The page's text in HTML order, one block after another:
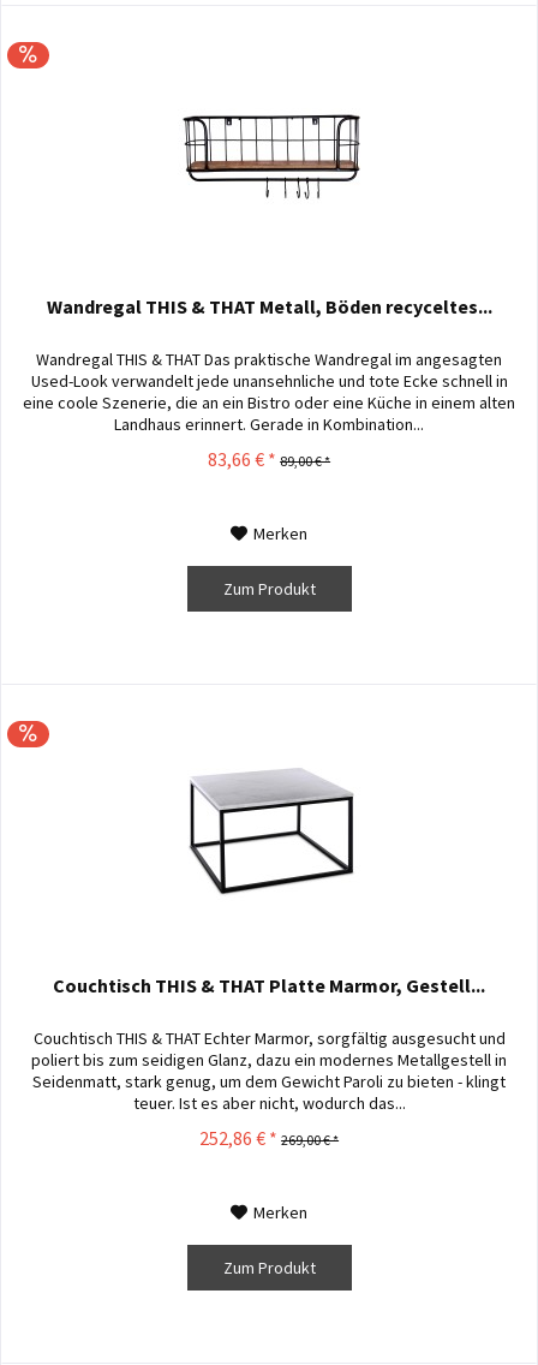
Wandregal THIS & THAT Metall, Böden recyceltes...
Wandregal THIS & THAT Das praktische Wandregal im angesagten
Used-Look verwandelt jede unansehnliche und tote Ecke schnell in
eine coole Szenerie, die an ein Bistro oder eine Küche in einem alten
Landhaus erinnert. Gerade in Kombination...
83,66 € * 89,00 € *
Merken
Zum Produkt
Couchtisch THIS & THAT Platte Marmor, Gestell...
Couchtisch THIS & THAT Echter Marmor, sorgfältig ausgesucht und
poliert bis zum seidigen Glanz, dazu ein modernes Metallgestell in
Seidenmatt, stark genug, um dem Gewicht Paroli zu bieten - klingt
teuer. Ist es aber nicht, wodurch das...
252,86 € * 269,00 € *
Merken
Zum Produkt